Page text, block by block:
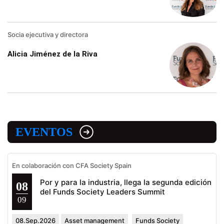
Socia ejecutiva y directora
Alicia Jiménez de la Riva
EVENTOS
En colaboración con CFA Society Spain
08
09
Por y para la industria, llega la segunda edición
del Funds Society Leaders Summit
08.Sep.2026 Asset management Funds Society